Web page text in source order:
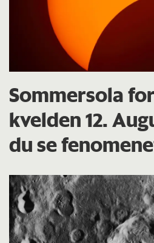
Sommersola
kvelden 12.
du se